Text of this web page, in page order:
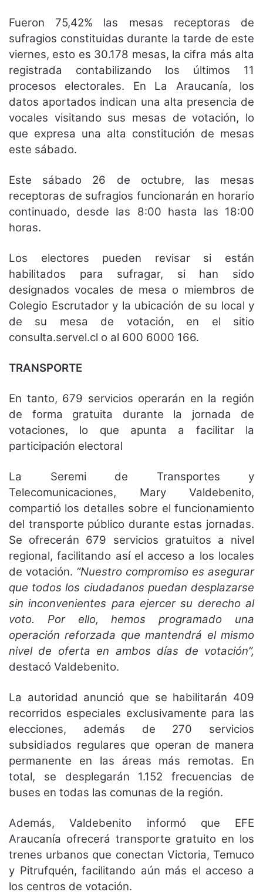
Fueron 75,42% las mesas receptoras de
sufragios constituidas durante la tarde de este
viernes, esto es 30.178 mesas, la cifra más alta
registrada contabilizando los últimos 11
procesos electorales. En La Araucanía, los
datos aportados indican una alta presencia de
vocales visitando sus mesas de votación, lo
que expresa una alta constitución de mesas
este sábado.
Este sábado 26 de octubre, las mesas
receptoras de sufragios funcionarán en horario
continuado, desde las 8:00 hasta las 18:00
horas.
Los electores pueden revisar si están
habilitados para sufragar, si han sido
designados vocales de mesa o miembros de
Colegio Escrutador y la ubicación de su local y
de su mesa de votación, en el sitio
consulta.servel.cl o al 600 6000 166.
TRANSPORTE
En tanto, 679 servicios operarán en la región
de forma gratuita durante la jornada de
votaciones, lo que apunta a facilitar la
participación electoral
La Seremi de Transportes y
Telecomunicaciones, Mary Valdebenito,
compartió los detalles sobre el funcionamiento
del transporte público durante estas jornadas.
Se ofrecerán 679 servicios gratuitos a nivel
regional, facilitando así el acceso a los locales
de votación. “Nuestro compromiso es asegurar
que todos los ciudadanos puedan desplazarse
sin inconvenientes para ejercer su derecho al
voto. Por ello, hemos programado una
operación reforzada que mantendrá el mismo
nivel de oferta en ambos días de votación”,
destacó Valdebenito.
La autoridad anunció que se habilitarán 409
recorridos especiales exclusivamente para las
elecciones, además de 270 servicios
subsidiados regulares que operan de manera
permanente en las áreas más remotas. En
total, se desplegarán 1.152 frecuencias de
buses en todas las comunas de la región.
Además, Valdebenito informó que EFE
Araucanía ofrecerá transporte gratuito en los
trenes urbanos que conectan Victoria, Temuco
y Pitrufquén, facilitando aún más el acceso a
los centros de votación.